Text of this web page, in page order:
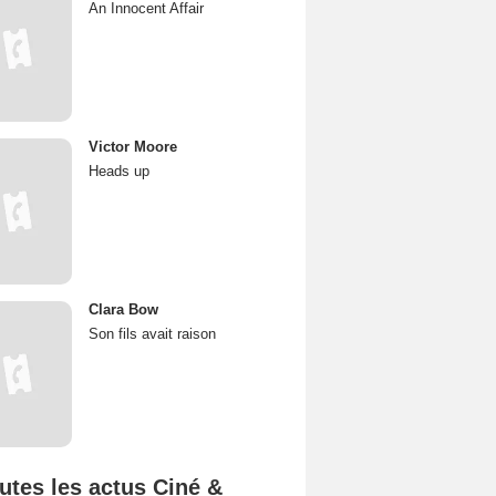
An Innocent Affair
Victor Moore
Heads up
Clara Bow
Son fils avait raison
les actus Ciné &